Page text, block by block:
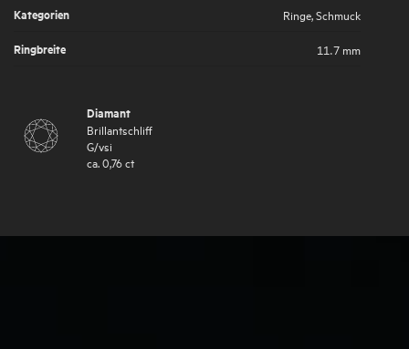
Kategorien
Ringe Schmuck
Ringbreite
11.7 mm
Diamant
Brillantschliff
G/vsi
ca. 0,76ct